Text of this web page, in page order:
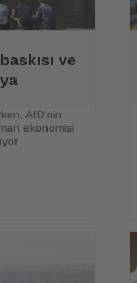
ve
AfD'nin
ekonomisi